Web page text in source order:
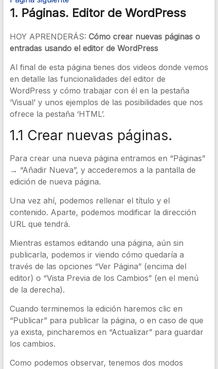
1. Páginas. Editor de WordPress
HOY APRENDERÁS: Cómo crear nuevas páginas o
entradas usando el editor de WordPress
Al final de esta página tienes dos videos donde vemos
en detalle las funcionalidades del editor de
WordPress y cómo trabajar con él en la pestaña
‘Visual’ y unos ejemplos de las posibilidades que nos
ofrece la pestaña ‘HTML’.
1.1 Crear nuevas páginas.
Para crear una nueva página entramos en “Páginas”
→ “Añadir Nueva”, y accederemos a la pantalla de
edición de nueva página.
Una vez ahí, podemos rellenar el título y el
contenido. Aparte, podemos modificar la dirección
URL que tendrá.
Mientras estamos editando una página, aún sin
publicarla, podemos ir viendo cómo quedaría a
través de las opciones “Ver Página” (encima del
editor) o “Vista Previa de los Cambios” (en el menú
de la derecha).
Cuando terminemos la edición haremos clic en
“Publicar” para publicar la página, o en caso de que
ya exista, pincharemos en “Actualizar” para guardar
los cambios.
Como podemos observar, tenemos dos modos